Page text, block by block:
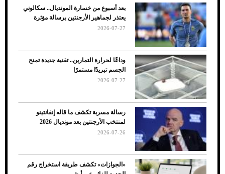
ضعف تبريد مكيف السيارة عند الوقوف.. أشهر
الأسباب والحلول
7 نصائح لاختيار لون البنطلون المناسب للقميص
الأسود
بعد أسبوع من خسارة المونديال.. سكالوني
يعتذر لجماهير الأرجنتين برسالة مؤثرة
2026-07-27
وداعًا لحرارة التمارين.. تقنية جديدة تمنح
الجسم تبريدًا مستمرًا
2026-07-27
رسالة مسربة تكشف ما قاله إنفانتينو
لمنتخب الأرجنتين بعد مونديال 2026
2026-07-26
«الجوازات» تكشف طريقة استخراج رقم